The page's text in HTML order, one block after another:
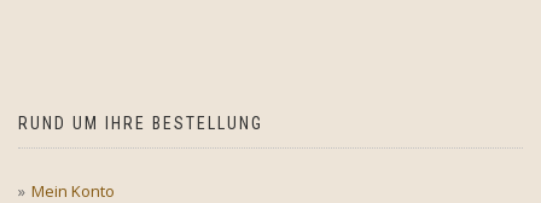
RUND UM IHRE BESTELLUNG
Mein Konto